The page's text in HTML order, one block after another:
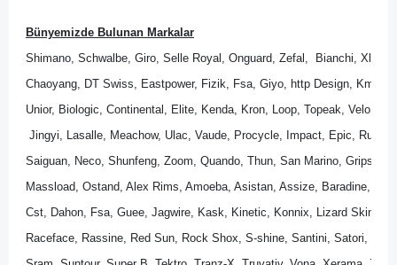
Bünyemizde Bulunan Markalar
Shimano, Schwalbe, Giro, Selle Royal, Onguard, Zefal,  Bianchi, Xlc,
Chaoyang, DT Swiss, Eastpower, Fizik, Fsa, Giyo, http Design, Kmc,
Unior, Biologic, Continental, Elite, Kenda, Kron, Loop, Topeak, Velo,
Jingyi, Lasalle, Meachow, Ulac, Vaude, Procycle, Impact, Epic,
Saiguan, Neco, Shunfeng, Zoom, Quando, Thun, San Marino,
Massload, Ostand, Alex Rims, Amoeba, Asistan, Assize, Baradine,
Cst, Dahon, Fsa, Guee, Jagwire, Kask, Kinetic, Konnix, Lizard Skins,
Raceface, Rassine, Red Sun, Rock Shox, S-shine, Santini, Satori,